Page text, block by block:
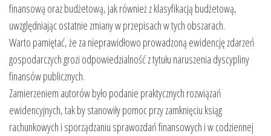
finansową oraz budżetową, jak również z klasyfikacją budżetową,
uwzględniając ostatnie zmiany w przepisach w tych obszarach.
Warto pamiętać, że za nieprawidłowo prowadzoną ewidencję zdarzeń
gospodarczych grozi odpowiedzialność z tytułu naruszenia dyscypliny
finansów publicznych.
Zamierzeniem autorów było podanie praktycznych rozwiązań
ewidencyjnych, tak by stanowiły pomoc przy zamknięciu ksiąg
rachunkowych i sporządzaniu sprawozdań finansowych i w codziennej